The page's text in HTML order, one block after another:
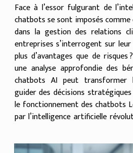
Face à l’essor fulgurant de
chatbots se sont imposés
dans la gestion des relations
entreprises s’interrogent sur
plus d’avantages que de
une analyse approfondie des
chatbots AI peut transformer
guider des décisions
le fonctionnement des chatbots Les chatbots alimentés
par l’intelligence artificielle